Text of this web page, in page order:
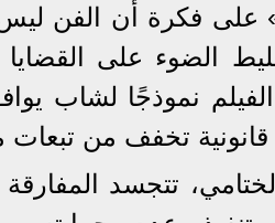
على فكرة أن الفن ليس
الضوء على
الفيلم نموذجًا لشاب
تخفف من تبعات
تتجسد المفارقة